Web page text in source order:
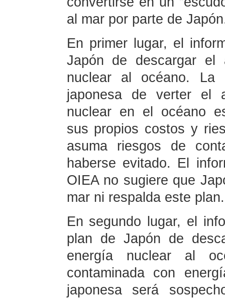
al mar por parte de
En primer lugar, el
Japón de descargar el
nuclear al océano. La
japonesa de verter el
nuclear en el océano
sus propios costos y
asuma riesgos de
haberse evitado. El
OIEA no sugiere que
mar ni respalda este plan.
En segundo lugar, el
plan de Japón de
energía nuclear al
contaminada con
japonesa será